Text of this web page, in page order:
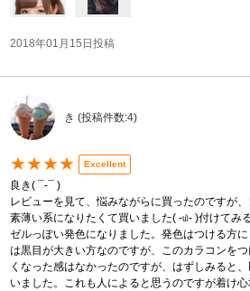
2018年01月15日投稿
き (投稿件数:4)
★★★★ Excellent
良き( ¯-¯ )
レビューを見て、悩みながらに買ったのですが
素薄い系になりたくて買いました( -௰- )付けてみ
ゼルっぽい発色になりました。発色はつける方
は黒目が大きい方なのですが、このカラコンを
くなった感はなかったのですが、はずしみると
いました。これも人によると思うのですが着け